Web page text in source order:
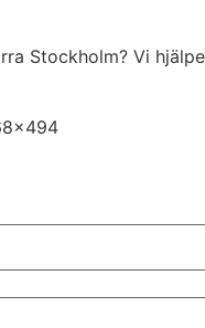
Stockholm? Vi